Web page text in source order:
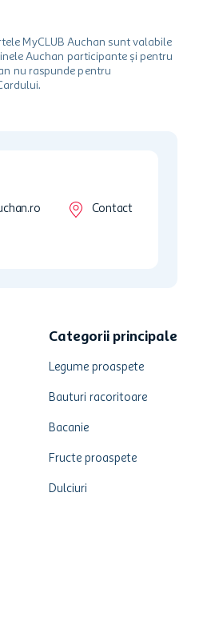
MyCLUB Auchan sunt valabile
Auchan participante și pentru
nu raspunde pentru
Contact
Categorii principale
Legume proaspete
Bauturi racoritoare
Bacanie
Fructe proaspete
Dulciuri